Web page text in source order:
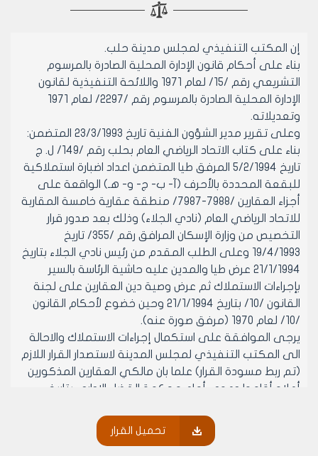
إن المكتب التنفيذي لمجلس مدينة حلب.
بناء على أحكام قانون الإدارة المحلية الصادرة بالمرسوم
التشريعي رقم /15/ لعام 1971 واللائحة التنفيذية لقانون
الإدارة المحلية الصادرة بالمرسوم رقم /2297/ لعام 1971
وتعديلاته.
وعلى تقرير مدير الشؤون الفنية تاريخ 23/3/1993 المتضمن:
بناء على كتاب الاتحاد الرياضي العام بحلب رقم /149/ ل. ج
تاريخ 5/2/1994 المرفق طيا المتضمن اعداد اضبارة استملاكية
للبقعة المحددة بالأحرف (آ- ب- ج- و- هـ) الواقعة على
أجزاء العقارين /7988-7987/ منطقة عقارية خامسة المقاربة
للاتحاد الرياضي العام (نادي الجلاء) وذلك بعد صدور قرار
التخصيص من وزارة الإسكان المرافق رقم /355/ تاريخ
19/4/1993 وعلى الطلب المقدم من رئيس نادي الجلاء بتاريخ
21/1/1994 عرض طيا والمدين عليه حاشية الرئاسة بالسير
بإجراءات الاستملاك ثم عرض وصية دين العقارين على لجنة
القانون /10/ بتاريخ 21/1/1994 وحين خضوع لأحكام القانون
/10/ لعام 1970 (مرفق صورة عنه).
يرجى الموافقة على استكمال إجراءات الاستملاك والاحالة
الى المكتب التنفيذي لمجلس المدينة لاستصدار القرار اللازم
(تم ربط مسودة القرار) علما بان مالكي العقارين المذكورين
أعلاه أقاموا دعوى أمام محكمة القضاء الإداري بتاريخ
القاضي بتعديل الصفة العمرانية للبقعة المذكورة أعلاه من
حديقة الى مشيدات عامة (ملاعب رياضية لنادي الجلاء) ولا
تحميل القرار